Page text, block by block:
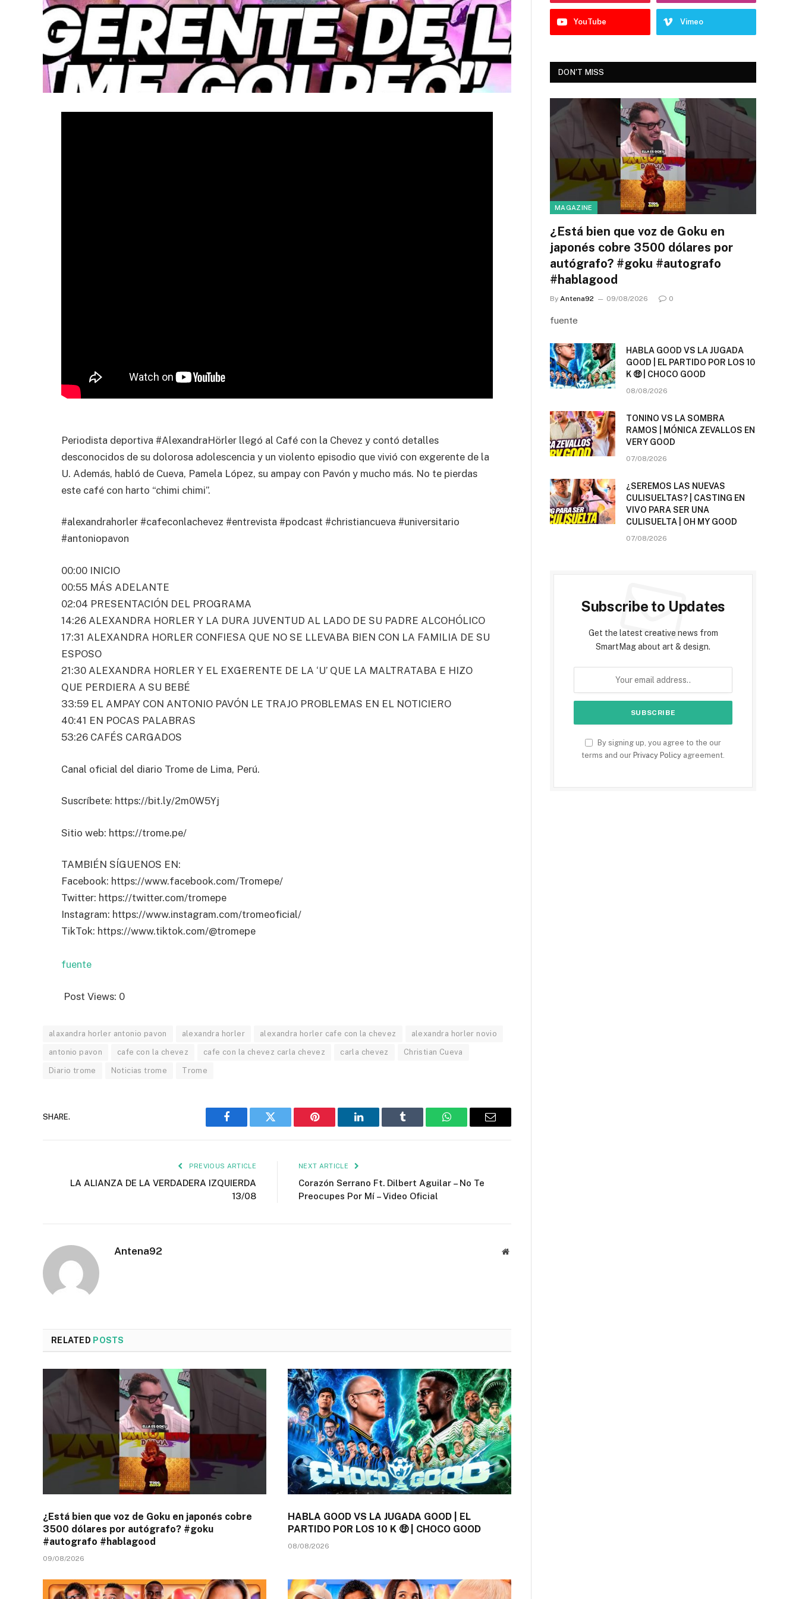
Periodista deportiva #AlexandraHörler llegó al Café con la Chevez y contó detalles
desconocidos de su dolorosa adolescencia y un violento episodio que vivió con exgerente de la
U. Además, habló de Cueva, Pamela López, su ampay con Pavón y mucho más. No te pierdas
este café con harto “chimi chimi”.
#alexandrahorler #cafeconlachevez #entrevista #podcast #christiancueva #universitario
#antoniopavon
00:00 INICIO
00:55 MÁS ADELANTE
02:04 PRESENTACIÓN DEL PROGRAMA
14:26 ALEXANDRA HORLER Y LA DURA JUVENTUD AL LADO DE SU PADRE ALCOHÓLICO
17:31 ALEXANDRA HORLER CONFIESA QUE NO SE LLEVABA BIEN CON LA FAMILIA DE SU
ESPOSO
21:30 ALEXANDRA HORLER Y EL EXGERENTE DE LA ‘U’ QUE LA MALTRATABA E HIZO
QUE PERDIERA A SU BEBÉ
33:59 EL AMPAY CON ANTONIO PAVÓN LE TRAJO PROBLEMAS EN EL NOTICIERO
40:41 EN POCAS PALABRAS
53:26 CAFÉS CARGADOS
Canal oficial del diario Trome de Lima, Perú.
Suscríbete: https://bit.ly/2m0W5Yj
Sitio web: https://trome.pe/
TAMBIÉN SÍGUENOS EN:
Facebook: https://www.facebook.com/Tromepe/
Twitter: https://twitter.com/tromepe
Instagram: https://www.instagram.com/tromeoficial/
TikTok: https://www.tiktok.com/@tromepe
fuente
Post Views: 0
alaxandra horler antonio pavon alexandra horler alexandra horler cafe con la chevez alexandra horler novio
antonio pavon cafe con la chevez cafe con la chevez carla chevez carla chevez Christian Cueva
Diario trome Noticias trome Trome
SHARE.
Facebook Twitter Pinterest LinkedIn Tumblr WhatsAppEmail
PREVIOUS ARTICLE
LA ALIANZA DE LA VERDADERA IZQUIERDA
13/08
NEXT ARTICLE
Corazón Serrano Ft. Dilbert Aguilar – No Te
Preocupes Por Mí – Video Oficial
Antena92 Website
RELATED POSTS
¿Está bien que voz de Goku en japonés cobre
3500 dólares por autógrafo? #goku
#autografo #hablagood
09/08/2026
HABLA GOOD VS LA JUGADA GOOD | EL
PARTIDO POR LOS 10 K 🤑 | CHOCO GOOD
08/08/2026
YouTube Vimeo
DON'T MISS
MAGAZINE
¿Está bien que voz de Goku en
japonés cobre 3500 dólares por
autógrafo? #goku #autografo
#hablagood
By Antena92 09/08/2026 0
fuente
HABLA GOOD VS LA JUGADA
GOOD | EL PARTIDO POR LOS 10
K 🤑 | CHOCO GOOD
08/08/2026
TONINO VS LA SOMBRA
RAMOS | MÓNICA ZEVALLOS EN
VERY GOOD
07/08/2026
¿SEREMOS LAS NUEVAS
CULISUELTAS? | CASTING EN
VIVO PARA SER UNA
CULISUELTA | OH MY GOOD
07/08/2026
Subscribe to Updates
Get the latest creative news from
SmartMag about art & design.
By signing up, you agree to the our
terms and our Privacy Policy agreement.